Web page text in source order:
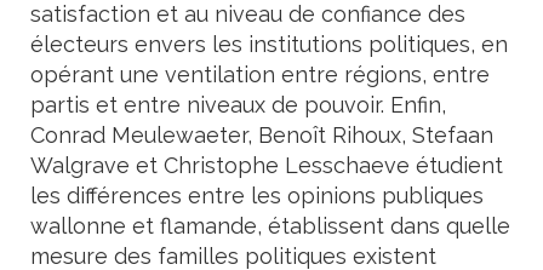
satisfaction et au niveau de confiance des
électeurs envers les institutions politiques, en
opérant une ventilation entre régions, entre
partis et entre niveaux de pouvoir. Enfin,
Conrad Meulewaeter, Benoît Rihoux, Stefaan
Walgrave et Christophe Lesschaeve étudient
les différences entre les opinions publiques
wallonne et flamande, établissent dans quelle
mesure des familles politiques existent